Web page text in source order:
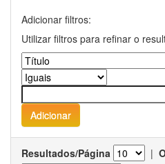
Adicionar filtros:
Utilizar filtros para refinar o
Resultados/Página |